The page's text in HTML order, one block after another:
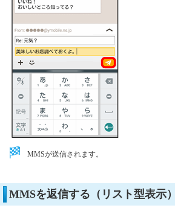
MMSが送信されます。
MMSを返信する（リスト型表示）